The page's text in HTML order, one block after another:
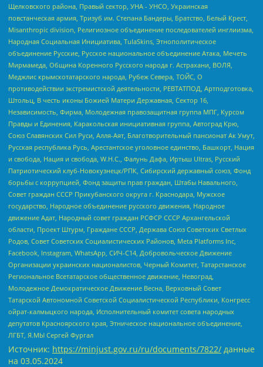
Щелковского района, Правый сектор, УНА - УНСО, Украинская
повстанческая армия, Тризуб им. Степана Бандеры, Братство, Белый Крест,
Misanthropic division, Религиозное объединение последователей инглиизма,
Народная Социальная Инициатива, TulaSkins, Этнополитическое
объединение Русские, Русское национальное объединение Атака, Мечеть
Мирмамеда, Община Коренного Русского народа г. Астрахани, ВОЛЯ,
Меджлис крымскотатарского народа, Рубеж Севера, ТОЙС, О
противодействии экстремистской деятельности, РЕВТАТПОД, Артподготовка,
Штольц, В честь иконы Божией Матери Державная, Сектор 16,
Независимость, Фирма, Молодежная правозащитная группа МПГ, Курсом
Правды и Единения, Каракольская инициативная группа, Автоград Крю,
Союз Славянских Сил Руси, Алля-Аят, Благотворительный пансионат Ак Умут,
Русская республика Русь, Арестантское уголовное единство, Башкорт, Нация
и свобода, Нация и свобода, W.H.С., Фалунь Дафа, Иртыш Ultras, Русский
Патриотический клуб-Новокузнецк/РПК, Сибирский державный союз, Фонд
борьбы с коррупцией, Фонд защиты прав граждан, Штабы Навального,
Совет граждан СССР Прикубанского округа г. Краснодара, Мужское
государство, Народное объединение русского движения, Народное
движение Адат, Народный совет граждан РСФСР СССР Архангельской
области, Проект Штурм, Граждане СССР, Держава Союз Советских Светлых
Родов, Совет Советских Социалистических Районов, Meta Platforms Inc,
Facebook, Instagram, WhatsApp, СИЧ-С14, Добровольческое Движение
Организации украинских националистов, Черный Комитет, Татарстанское
Региональное Всетатарское общественное движение, Невоград,
Молодежное Демократическое Движение Весна, Верховный Совет
Татарской Автономной Советской Социалистической Республики, Конгресс
ойрат-калмыцкого народа, Исполнительный комитет совета народных
депутатов Красноярского края, Этническое национальное объединение,
ЛГБТ, Я.МЫ Сергей Фургал
Источник: https://minjust.gov.ru/ru/documents/7822/ данные
на 03.05.2024